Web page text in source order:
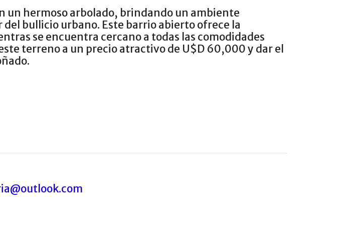
un hermoso arbolado, brindando un ambiente
bullicio urbano. Este barrio abierto ofrece la
se encuentra cercano a todas las comodidades
terreno a un precio atractivo de U$D 60,000 y dar el